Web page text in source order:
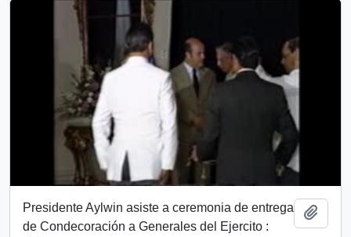
Presidente Aylwin asiste a ceremonia de entrega
de Condecoración a Generales del Ejercito :